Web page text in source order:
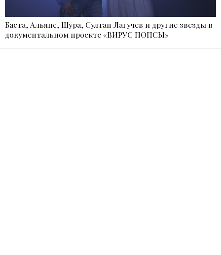
Баста, Альянс, Шура, Султан Лагучев и другие звезды в
документальном проекте «ВИРУС ПОПСЫ»